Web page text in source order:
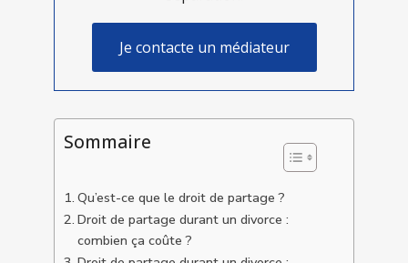
Je contacte un médiateur
Sommaire
Qu’est-ce que le droit de partage ?
Droit de partage durant un divorce :
combien ça coûte ?